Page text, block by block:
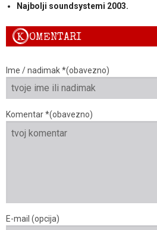
Najbolji soundsystemi 2003.
KOMENTARI
Ime / nadimak *(obavezno)
Komentar *(obavezno)
E-mail (opcija)